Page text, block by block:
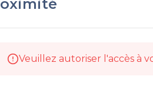
Veuillez autoriser l'accès à